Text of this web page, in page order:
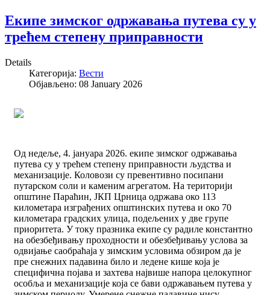
Екипе зимског одржавања путева су у
трећем степену приправности
Details
Категорија: Вести
Објављено: 08 January 2026
Од недеље, 4. јануара 2026. екипе зимског одржавања
путева су у трећем степену приправности људства и
механизације. Коловози су превентивно посипани
путарском соли и каменим агрегатом. На територији
општине Параћин, ЈКП Црница одржава око 113
километара изграђених општинских путева и око 70
километара градских улица, подељених у две групе
приоритета. У току празника екипе су радиле константно
на обезбеђивању проходности и обезбеђивању услова за
одвијање саобраћаја у зимским условима обзиром да је
пре снежних падавина било и ледене кише која је
специфична појава и захтева највише напора целокупног
особља и механизације која се бави одржавањем путева у